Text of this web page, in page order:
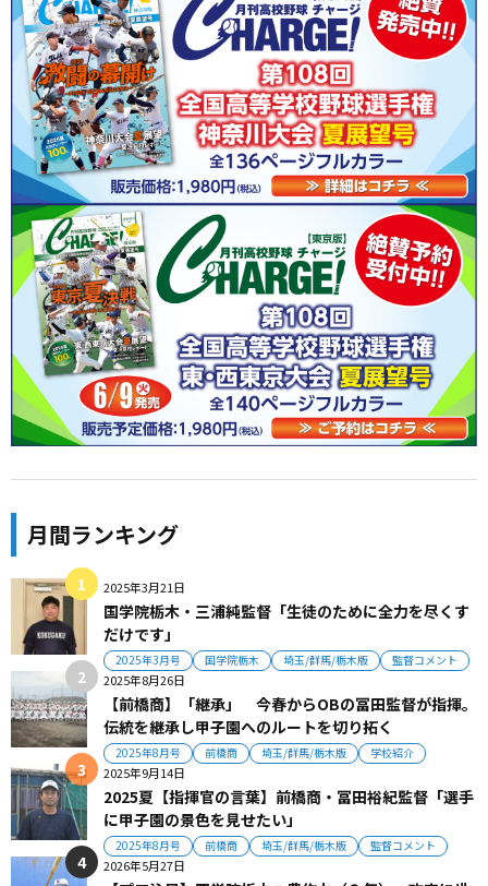
月間ランキング
2025年3月21日
国学院栃木・三浦純監督「生徒のために全力を尽くす
だけです」
2025年3月号 国学院栃木 埼玉/群馬/栃木版 監督コメント
2025年8月26日
【前橋商】「継承」 今春からOBの冨田監督が指揮。
伝統を継承し甲子園へのルートを切り拓く
2025年8月号 前橋商 埼玉/群馬/栃木版 学校紹介
2025年9月14日
2025夏【指揮官の言葉】前橋商・冨田裕紀監督「選手
に甲子園の景色を見せたい」
2025年8月号 前橋商 埼玉/群馬/栃木版 監督コメント
2026年5月27日